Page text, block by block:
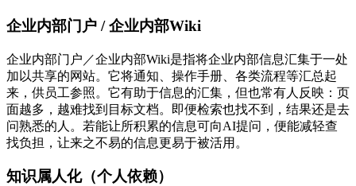
企业内部门户 / 企业内部Wiki
企业内部门户／企业内部Wiki是指将企业内部信息汇集于一处
加以共享的网站。它将通知、操作手册、各类流程等汇总起
来，供员工参照。它有助于信息的汇集，但也常有人反映：页
面越多，越难找到目标文档。即便检索也找不到，结果还是去
问熟悉的人。若能让所积累的信息可向AI提问，便能减轻查
找负担，让来之不易的信息更易于被活用。
知识属人化（个人依赖）